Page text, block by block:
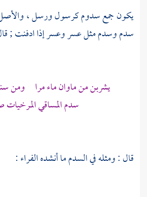
يكون جمع سدوم كرسول ورسل ، والأصل
سدم وسدم مثل عسر وعسر إذا ادفنت ;
يشربن من ماوان ماء مرا ومن
سدم المساقي المرخيات
قال : ومثله في السدم ما أنشدهالفراء: